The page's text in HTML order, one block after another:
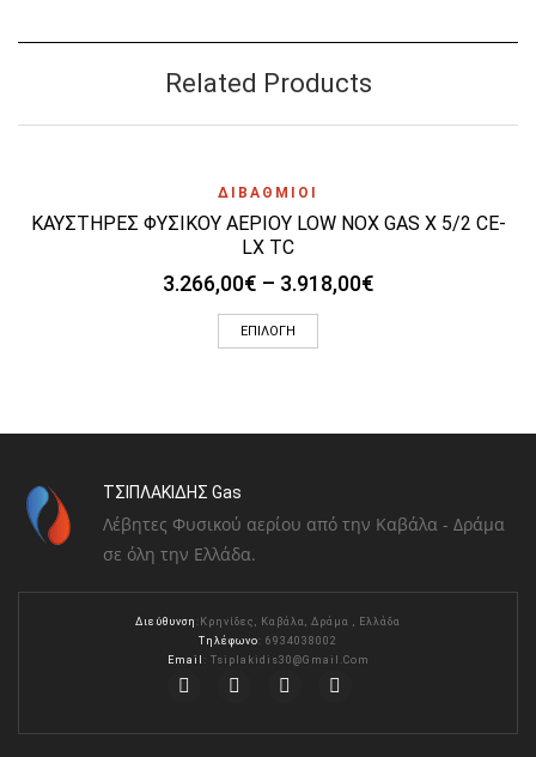
Related Products
ΔΙΒΑΘΜΙΟΙ
ΚΑΥΣΤΗΡΕΣ ΦΥΣΙΚΟΥ ΑΕΡΙΟΥ LOW NOX GAS X 5/2 CE-
LX TC
3.266,00€ – 3.918,00€Price
ΕΠΙΛΟΓΉ
το
μπορούν
στη
σελίδα
του
προϊόντος
ΤΣΙΠΛΑΚΙΔΗΣ Gas
Λέβητες Φυσικού αερίου από την Καβάλα - Δράμα
σε όλη την Ελλάδα.
Διεύθυνση :Κρηνίδες, Καβάλα, Δράμα , Ελλάδα
Τηλέφωνο : 6934038002
Email
: Tsiplakidis30@gmail.com